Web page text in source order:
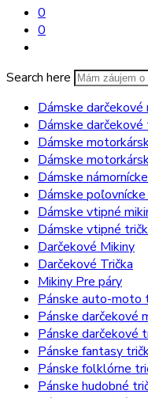
0
0
Search here
Dámske darčekové
Dámske darčekové
Dámske
Dámske
Dámske
Dámske
Dámske vtipné
Dámske vtipné
Darčekové Mikiny
Darčekové Trička
Mikiny Pre páry
Pánske auto-moto
Pánske darčekové
Pánske darčekové
Pánske fantasy
Pánske folklórne
Pánske hudobné